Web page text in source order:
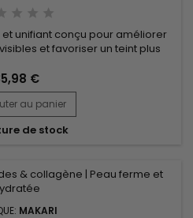
et unifiant conçu pour améliorer
et favoriser un teint plus
Extract, le Licorice Extract,
C) et le Citric Acid, des actifs
réduire l’apparence des...
€
au panier
de stock
MAKARI